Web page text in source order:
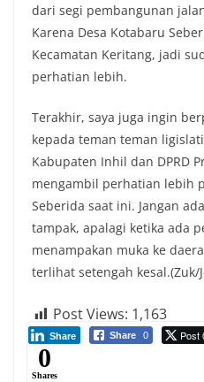
dari segi pembangunan
Karena Desa Kotabaru
Kecamatan Keritang, jadi
perhatian lebih.
Terakhir, saya juga ingin
kepada teman teman
Kabupaten Inhil dan DPRD
mengambil perhatian lebih
Seberida saat ini. Jangan
tampak, apalagi ketika ada
menampakan muka ke
terlihat setengah kesal.(Zuk/
Post Views: 1,163
Share 0 Post
Share
0
Shares